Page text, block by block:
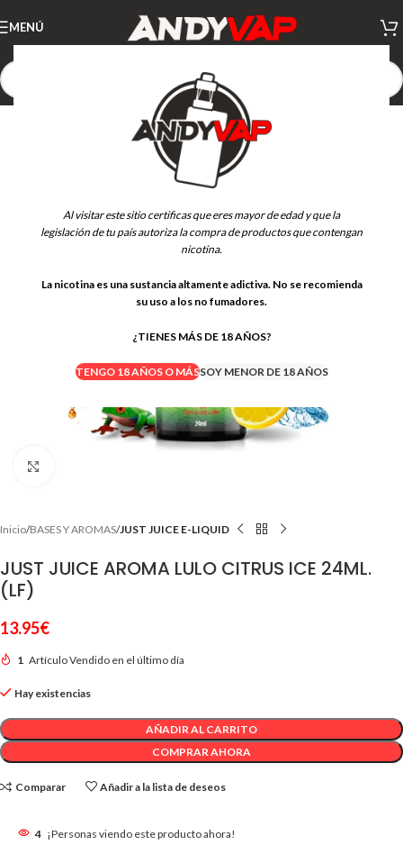
Al visitar este sitio certificas que eres mayor de edad y que la
legislación de tu país autoriza la compra de productos que contengan
nicotina.
La nicotina es una sustancia altamente adictiva. No se recomienda
su uso a los no fumadores.
¿TIENES MÁS DE 18 AÑOS?
TENGO 18 AÑOS O MÁSSOY MENOR DE 18 AÑOS
MENÚ
Inicio BASES Y AROMAS JUST JUICE E-LIQUID
JUST JUICE AROMA LULO CITRUS ICE 24ML.
(LF)
13.95€
1 Artículo Vendido en el último día
Hay existencias
AÑADIR AL CARRITO
COMPRAR AHORA
Comparar Añadir a la lista de deseos
4 ¡Personas viendo este producto ahora!